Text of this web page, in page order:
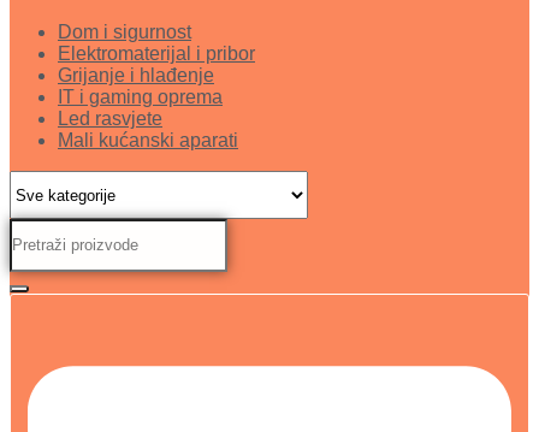
Dom i sigurnost
Elektromaterijal i pribor
Grijanje i hlađenje
IT i gaming oprema
Led rasvjete
Mali kućanski aparati